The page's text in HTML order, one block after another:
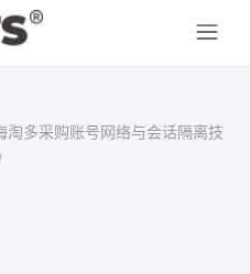
淘多采购账号网络与会话隔离技